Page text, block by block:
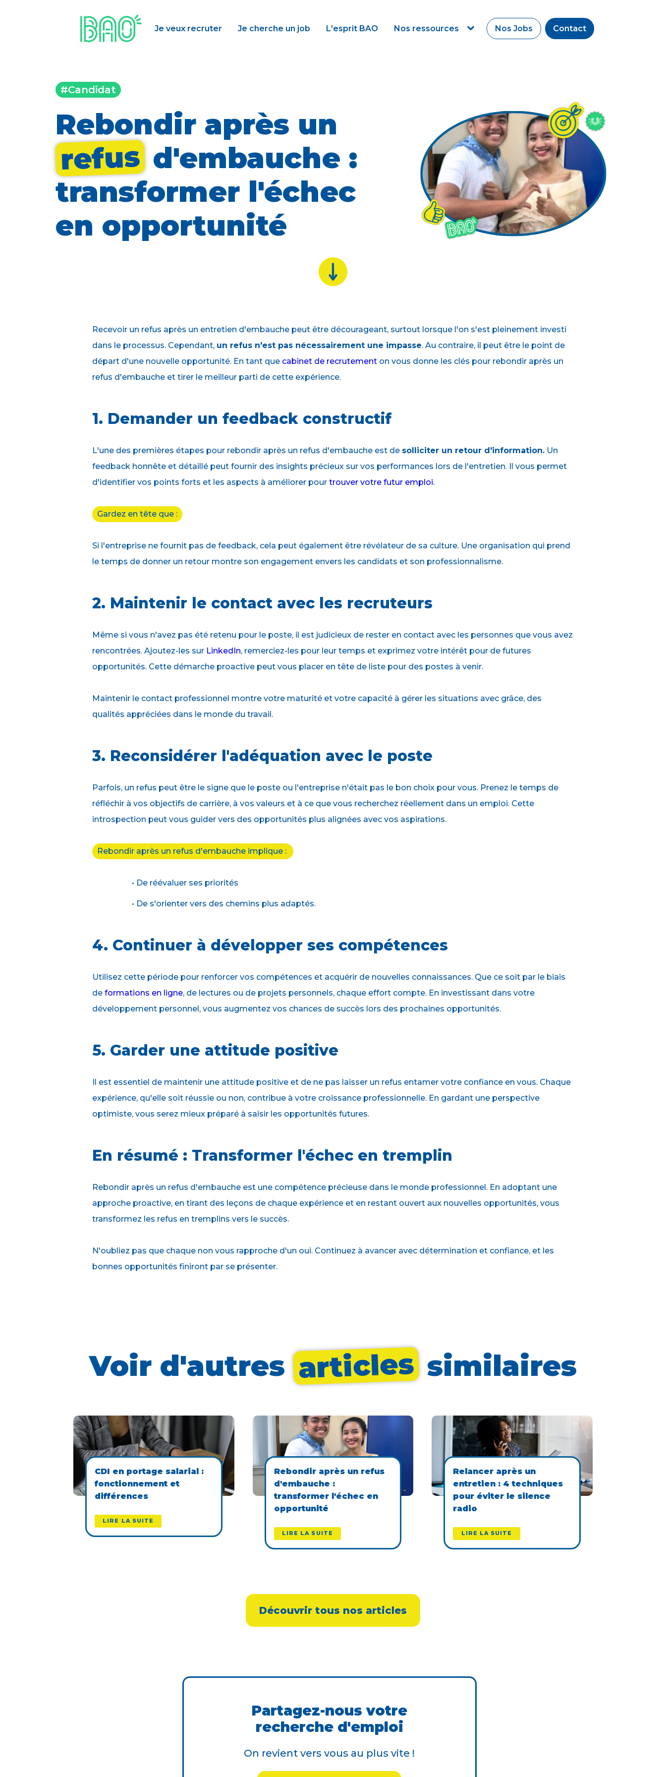
Je veux recruter Je cherche un job L'esprit BAO Nos ressources Nos Jobs Contact
#Candidat
Rebondir après un
refusd'embauche :
transformer l'échec
en opportunité
Recevoir un refus après un entretien d'embauche peut être décourageant, surtout lorsque l'on s'est pleinement investi
dans le processus. Cependant, un refus n'est pas nécessairement une impasse. Au contraire, il peut être le point de
départ d'une nouvelle opportunité. En tant que cabinet de recrutement on vous donne les clés pour rebondir après un
refus d'embauche et tirer le meilleur parti de cette expérience.
1. Demander un feedback constructif
L'une des premières étapes pour rebondir après un refus d'embauche est de solliciter un retour d'information. Un
feedback honnête et détaillé peut fournir des insights précieux sur vos performances lors de l'entretien. Il vous permet
d'identifier vos points forts et les aspects à améliorer pour trouver votre futur emploi.
Gardez en tête que :
Si l'entreprise ne fournit pas de feedback, cela peut également être révélateur de sa culture. Une organisation qui prend
le temps de donner un retour montre son engagement envers les candidats et son professionnalisme.
2. Maintenir le contact avec les recruteurs
Même si vous n'avez pas été retenu pour le poste, il est judicieux de rester en contact avec les personnes que vous avez
rencontrées. Ajoutez-les sur LinkedIn, remerciez-les pour leur temps et exprimez votre intérêt pour de futures
opportunités. Cette démarche proactive peut vous placer en tête de liste pour des postes à venir.
Maintenir le contact professionnel montre votre maturité et votre capacité à gérer les situations avec grâce, des
qualités appréciées dans le monde du travail.
3. Reconsidérer l'adéquation avec le poste
Parfois, un refus peut être le signe que le poste ou l'entreprise n'était pas le bon choix pour vous. Prenez le temps de
réfléchir à vos objectifs de carrière, à vos valeurs et à ce que vous recherchez réellement dans un emploi. Cette
introspection peut vous guider vers des opportunités plus alignées avec vos aspirations.
Rebondir après un refus d'embauche implique :
• De réévaluer ses priorités
• De s'orienter vers des chemins plus adaptés.
4. Continuer à développer ses compétences
Utilisez cette période pour renforcer vos compétences et acquérir de nouvelles connaissances. Que ce soit par le biais
de formations en ligne, de lectures ou de projets personnels, chaque effort compte. En investissant dans votre
développement personnel, vous augmentez vos chances de succès lors des prochaines opportunités.
5. Garder une attitude positive
Il est essentiel de maintenir une attitude positive et de ne pas laisser un refus entamer votre confiance en vous. Chaque
expérience, qu'elle soit réussie ou non, contribue à votre croissance professionnelle. En gardant une perspective
optimiste, vous serez mieux préparé à saisir les opportunités futures.
En résumé : Transformer l'échec en tremplin
Rebondir après un refus d'embauche est une compétence précieuse dans le monde professionnel. En adoptant une
approche proactive, en tirant des leçons de chaque expérience et en restant ouvert aux nouvelles opportunités, vous
transformez les refus en tremplins vers le succès.
N'oubliez pas que chaque non vous rapproche d'un oui. Continuez à avancer avec détermination et confiance, et les
bonnes opportunités finiront par se présenter.
Voir d'autresarticlessimilaires
CDI en portage salarial :
fonctionnement et
différences
LIRE LA SUITE
Rebondir après un refus
d'embauche :
transformer l'échec en
opportunité
LIRE LA SUITE
Relancer après un
entretien : 4 techniques
pour éviter le silence
radio
LIRE LA SUITE
Découvrir tous nos articles
Partagez-nous votre
recherche d'emploi
On revient vers vous au plus vite !